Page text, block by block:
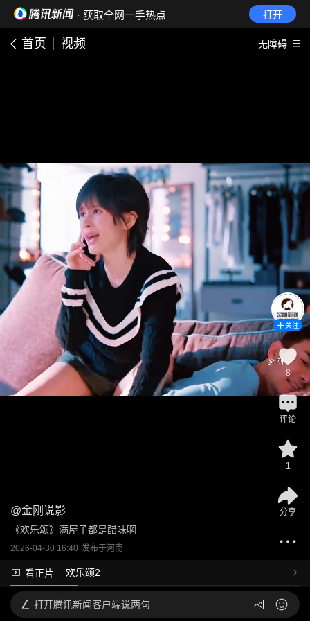
· 获取全网一手热点 打开
首页 视频 无障碍
@金刚说影
《欢乐颂》满屋子都是醋味啊
2026-04-30 16:40 发布于河南
看正片 欢乐颂2
关注
8
评论
1
分享
打开腾讯新闻客户端说两句